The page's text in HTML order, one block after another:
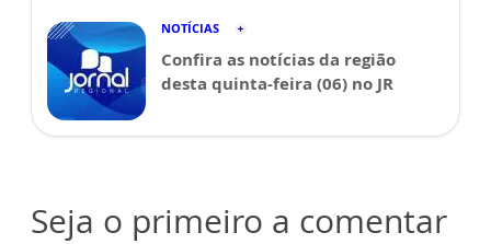
NOTÍCIAS
Confira as notícias da região
desta quinta-feira (06) no JR
Seja o primeiro a comentar